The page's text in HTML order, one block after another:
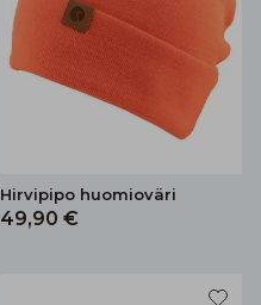
Hirvipipo huomioväri
49,90 €